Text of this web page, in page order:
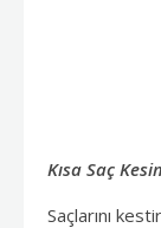
Kısa Saç
Saçlarını